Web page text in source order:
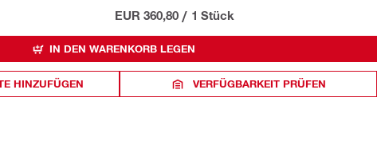
EUR 360,80 / 1 Stück
IN DEN WARENKORB LEGEN
HINZUFÜGEN VERFÜGBARKEIT PRÜFEN